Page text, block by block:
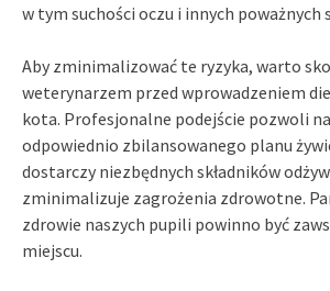
w tym suchości oczu i innych poważnych
Aby zminimalizować te ryzyka, warto
weterynarzem przed wprowadzeniem
kota. Profesjonalne podejście pozwoli
odpowiednio zbilansowanego planu
dostarczy niezbędnych składników
zminimalizuje zagrożenia zdrowotne.
zdrowie naszych pupili powinno być
miejscu.